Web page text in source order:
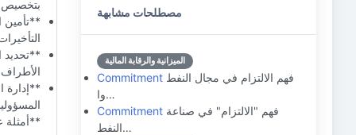
بتخصيص
**تأمين
**تحديد
الأطراف
**أمثلة
مصطلحات مشابهة
الميزانية والرقابة المالية
Commitment
وا…
Commitment
النفط…